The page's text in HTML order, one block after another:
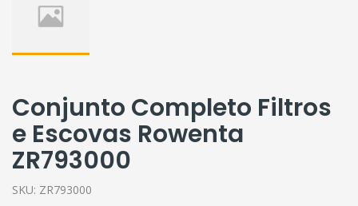
Conjunto Completo Filtros
e Escovas Rowenta
ZR793000
SKU: ZR793000